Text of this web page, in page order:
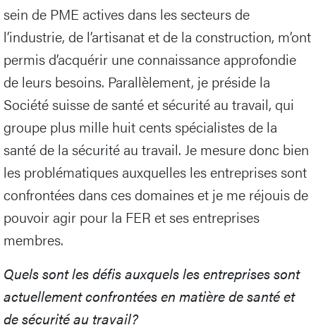
sein de PME actives dans les secteurs de
l’industrie, de l’artisanat et de la construction, m’ont
permis d’acquérir une connaissance approfondie
de leurs besoins. Parallèlement, je préside la
Société suisse de santé et sécurité au travail, qui
groupe plus mille huit cents spécialistes de la
santé de la sécurité au travail. Je mesure donc bien
les problématiques auxquelles les entreprises sont
confrontées dans ces domaines et je me réjouis de
pouvoir agir pour la FER et ses entreprises
membres.
Quels sont les défis auxquels les entreprises sont
actuellement confrontées en matière de santé et
de sécurité au travail?